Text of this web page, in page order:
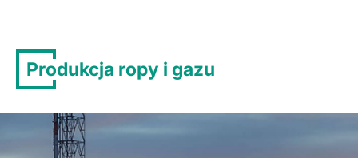
Produkcja ropy i gazu